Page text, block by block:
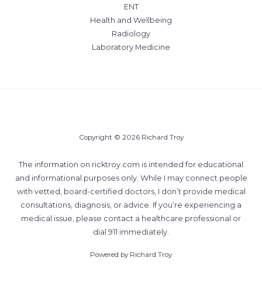
ENT
Health and Wellbeing
Radiology
Laboratory Medicine
Copyright © 2026 Richard Troy
The information on ricktroy.com is intended for educational
and informational purposes only. While I may connect people
with vetted, board-certified doctors, I don’t provide medical
consultations, diagnosis, or advice. If you’re experiencing a
medical issue, please contact a healthcare professional or
dial 911 immediately.
Powered by Richard Troy